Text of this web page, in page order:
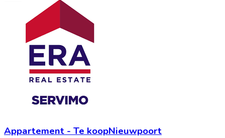
Appartement - Te koopNieuwpoort